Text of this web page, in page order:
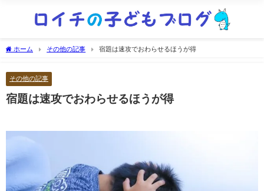
ホーム その他の記事 宿題は速攻でおわらせるほうが得
その他の記事
宿題は速攻でおわらせるほうが得